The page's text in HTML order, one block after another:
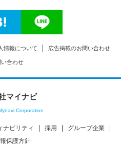
情報について 広告掲載のお問い合わせ
い合わせ
マイナビ
Corporation
ナビリティ 採用
グループ企業
保護方針